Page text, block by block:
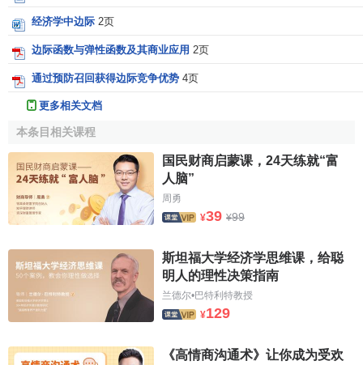
经济学中边际 2页
边际函数与弹性函数及其商业应用 2页
通过预防召回获得边际竞争优势 4页
更多相关文档
本条目相关课程
国民财商启蒙课，24天练就“富
人脑”
周勇
¥39 ¥99
斯坦福大学经济学思维课，给聪
明人的理性决策指南
兰德尔•巴特利特教授
¥129
《高情商沟通术》让你成为受欢